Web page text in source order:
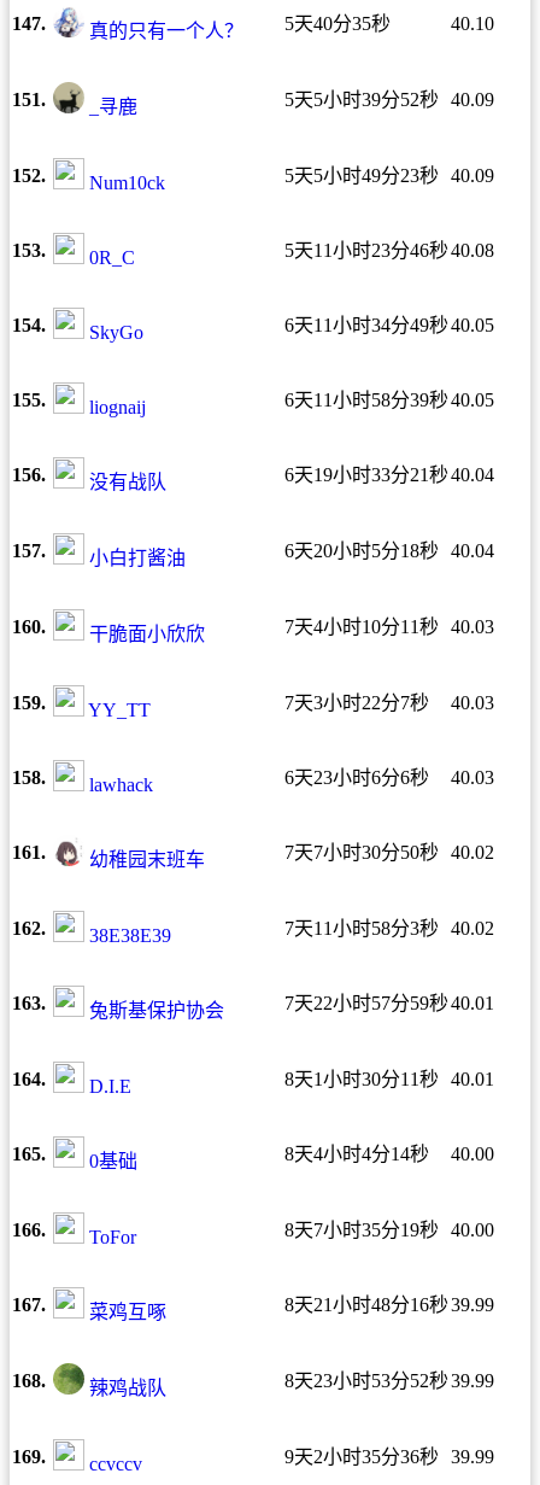
147. 真的只有一个人？ 5天40分35秒 40.10
151. _寻鹿 5天5小时39分52秒 40.09
152. Num10ck 5天5小时49分23秒 40.09
153. 0R_C 5天11小时23分46秒40.08
154. SkyGo 6天11小时34分49秒40.05
155. liognaij 6天11小时58分39秒40.05
156. 没有战队 6天19小时33分21秒40.04
157. 小白打酱油 6天20小时5分18秒 40.04
160. 干脆面小欣欣 7天4小时10分11秒 40.03
159. YY_TT 7天3小时22分7秒 40.03
158. lawhack 6天23小时6分6秒 40.03
161. 幼稚园末班车 7天7小时30分50秒 40.02
162. 38E38E39 7天11小时58分3秒 40.02
163. 兔斯基保护协会 7天22小时57分59秒40.01
164. D.I.E 8天1小时30分11秒 40.01
165. 0基础 8天4小时4分14秒 40.00
166. ToFor 8天7小时35分19秒 40.00
167. 菜鸡互啄 8天21小时48分16秒39.99
168. 辣鸡战队 8天23小时53分52秒39.99
169. ccvccv 9天2小时35分36秒 39.99